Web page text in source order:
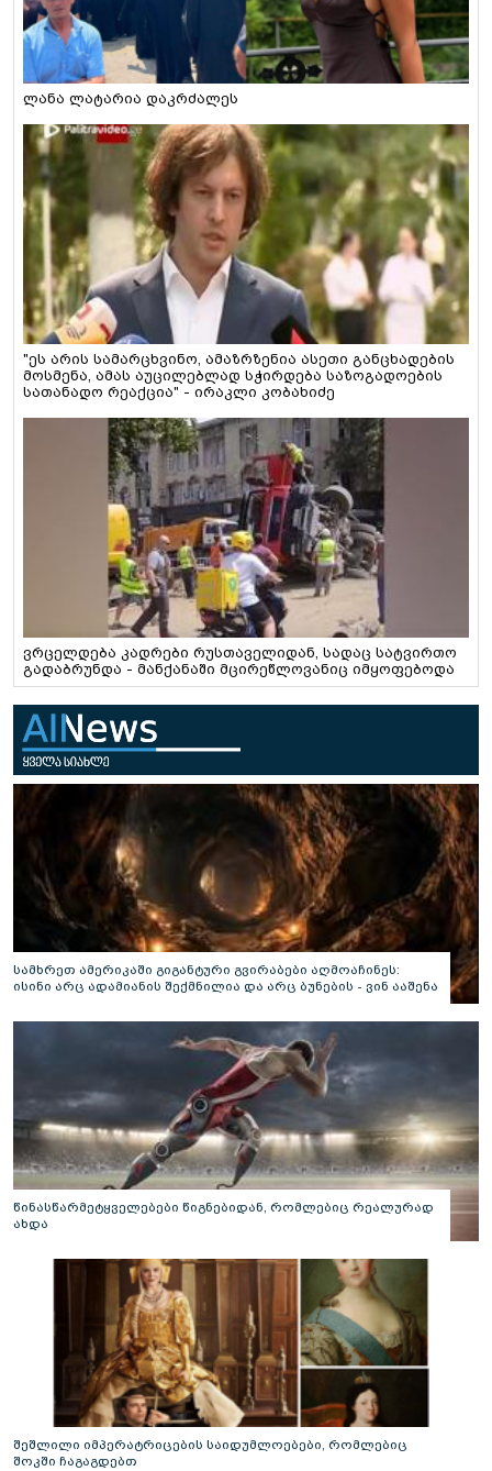
ლანა ლატარია დაკრძალეს
"ეს არის სამარცხვინო, ამაზრზენია ასეთი განცხადების
მოსმენა, ამას აუცილებლად სჭირდება საზოგადოების
სათანადო რეაქცია" - ირაკლი კობახიძე
ვრცელდება კადრები რუსთაველიდან, სადაც სატვირთო
გადაბრუნდა - მანქანაში მცირეწლოვანიც იმყოფებოდა
სამხრეთ ამერიკაში გიგანტური გვირაბები აღმოაჩინეს:
ისინი არც ადამიანის შექმნილია და არც ბუნების - ვინ ააშენა
წინასწარმეტყველებები წიგნებიდან, რომლებიც რეალურად
ახდა
შეშლილი იმპერატრიცების საიდუმლოებები, რომლებიც
შოკში ჩაგაგდებთ